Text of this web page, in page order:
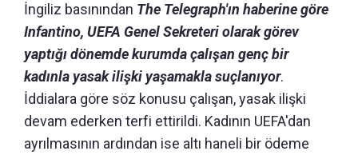
İngiliz basınından The Telegraph'ın haberine göre
Infantino, UEFA Genel Sekreteri olarak görev
yaptığı dönemde kurumda çalışan genç bir
kadınla yasak ilişki yaşamakla suçlanıyor.
İddialara göre söz konusu çalışan, yasak ilişki
devam ederken terfi ettirildi. Kadının UEFA'dan
ayrılmasının ardından ise altı haneli bir ödeme